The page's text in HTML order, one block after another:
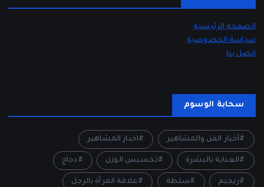
الصفحة الرئيسية
سياسة الخصوصية
اتصل بنا
سحابة الوسوم
أخبار الفن والمشاهير اخبار المشاهير
العناية بالبشرة تخسيس الوزن دجاج
ريجيم سلطة علاقة المرأة بالرجل